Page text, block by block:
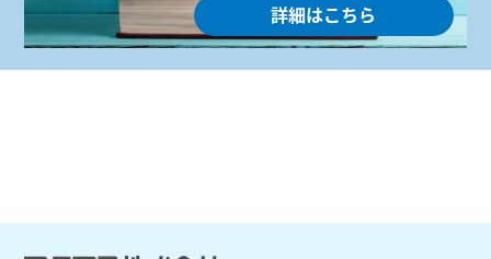
詳細はこちら